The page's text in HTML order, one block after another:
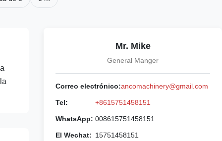
Mr. Mike
General Manger
Correo electrónico:ancomachinery@gmail.com
Tel: +8615751458151
WhatsApp: 008615751458151
El Wechat: 15751458151